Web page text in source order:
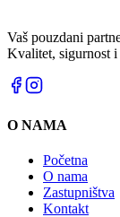
Vaš pouzdani
Kvalitet, sigurnost
O NAMA
Početna
O nama
Zastupništva
Kontakt